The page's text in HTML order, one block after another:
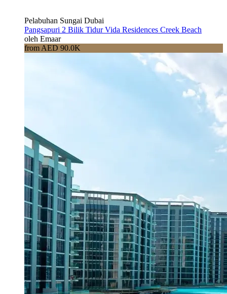
Pelabuhan Sungai Dubai
Pangsapuri 2 Bilik Tidur Vida Residences Creek Beach
oleh Emaar
from AED 90.0K